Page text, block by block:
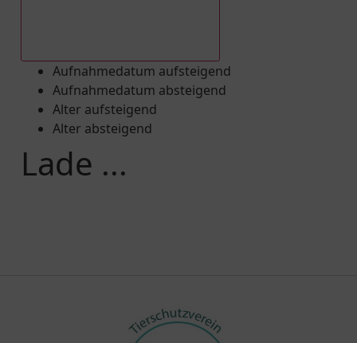
Aufnahmedatum aufsteigend
Aufnahmedatum absteigend
Alter aufsteigend
Alter absteigend
Lade ...